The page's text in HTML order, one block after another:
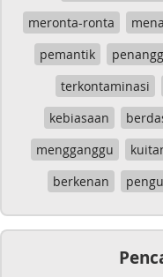
meronta-ronta
pemantik
terkontaminasi
kebiasaan
mengganggu
berkenan